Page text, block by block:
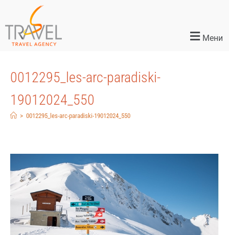
Мени
0012295_les-arc-paradiski-
19012024_550
> 0012295_les-arc-paradiski-19012024_550